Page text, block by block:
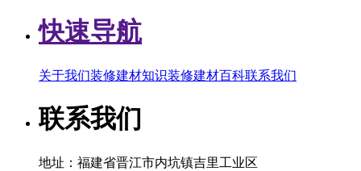
快速导航
关于我们装修建材知识装修建材百科联系我们
联系我们
地址：福建省晋江市内坑镇吉里工业区